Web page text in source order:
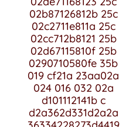
02b87126812b 25c
02c2711e811a 25c
02cc712b8121 25b
02d67115810f 25b
0290710580fe 35b
019 cf21a 23aa02a
024 016 032 02a
d101112141b c
d2a362d331d2a2a